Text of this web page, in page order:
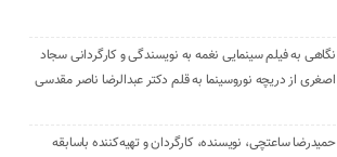
نگاهی به فیلم سینمایی نغمه به نویسندگی و کارگردانی سجاد
اصغری از دریچه نوروسینما به قلم دکتر عبدالرضا ناصر مقدسی
حمیدرضا ساعتچی، نویسنده، کارگردان و تهیه‌کننده باسابقه